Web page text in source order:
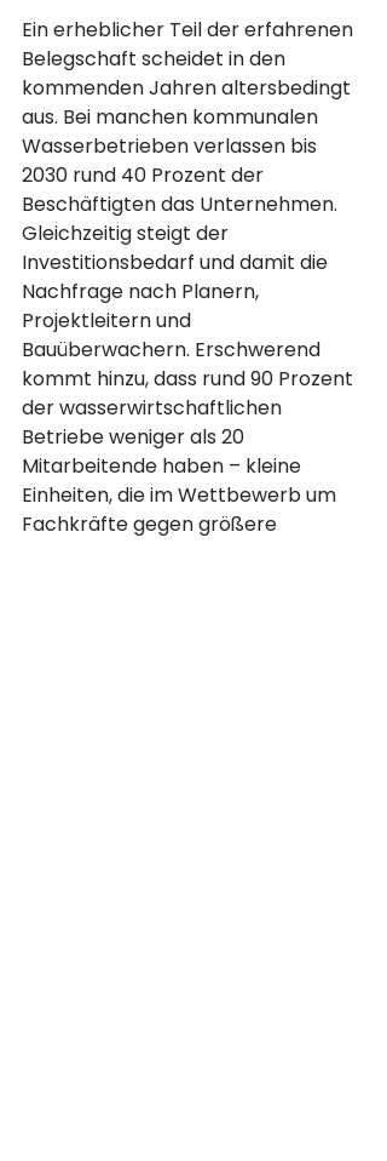
Ein erheblicher Teil der erfahrenen
Belegschaft scheidet in den
kommenden Jahren altersbedingt
aus. Bei manchen kommunalen
Wasserbetrieben verlassen bis
2030 rund 40 Prozent der
Beschäftigten das Unternehmen.
Gleichzeitig steigt der
Investitionsbedarf und damit die
Nachfrage nach Planern,
Projektleitern und
Bauüberwachern. Erschwerend
kommt hinzu, dass rund 90 Prozent
der wasserwirtschaftlichen
Betriebe weniger als 20
Mitarbeitende haben – kleine
Einheiten, die im Wettbewerb um
Fachkräfte gegen größere